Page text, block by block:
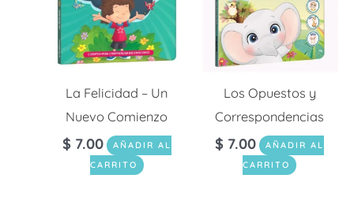
La Felicidad – Un
Nuevo Comienzo
$ 7.00
AÑADIR AL
CARRITO
Los Opuestos y
Correspondencias
$ 7.00
AÑADIR AL
CARRITO